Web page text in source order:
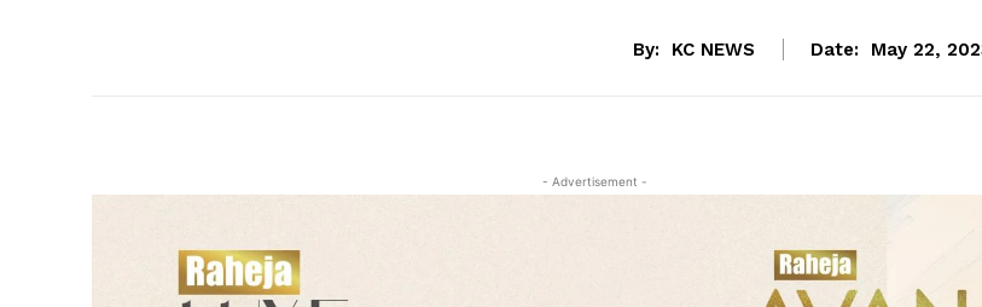
By: KC NEWS Date: May 22,
- Advertisement -